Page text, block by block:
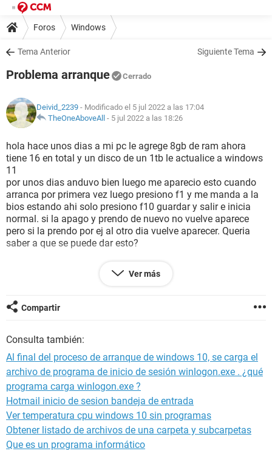
Foros Windows
Tema Anterior Siguiente Tema
Problema arranque Cerrado
Deivid_2239 - Modificado el 5 jul 2022 a las 17:04
TheOneAboveAll - 5 jul 2022 a las 18:26
hola hace unos dias a mi pc le agrege 8gb de ram ahora
tiene 16 en total y un disco de un 1tb le actualice a windows
11
por unos dias anduvo bien luego me aparecio esto cuando
arranca por primera vez luego presiono f1 y me manda a la
bios estando ahi solo presiono f10 guardar y salir e inicia
normal. si la apago y prendo de nuevo no vuelve aparece
pero si la prendo por ej al otro dia vuelve aparecer. Queria
saber a que se puede dar esto?
Ver más
Compartir
Consulta también:
Al final del proceso de arranque de windows 10, se carga el
archivo de programa de inicio de sesión winlogon.exe . ¿qué
programa carga winlogon.exe ?
Hotmail inicio de sesion bandeja de entrada
Ver temperatura cpu windows 10 sin programas
Obtener listado de archivos de una carpeta y subcarpetas
Que es un programa informático